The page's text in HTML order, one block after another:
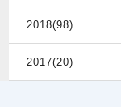
2018(98)
2017(20)